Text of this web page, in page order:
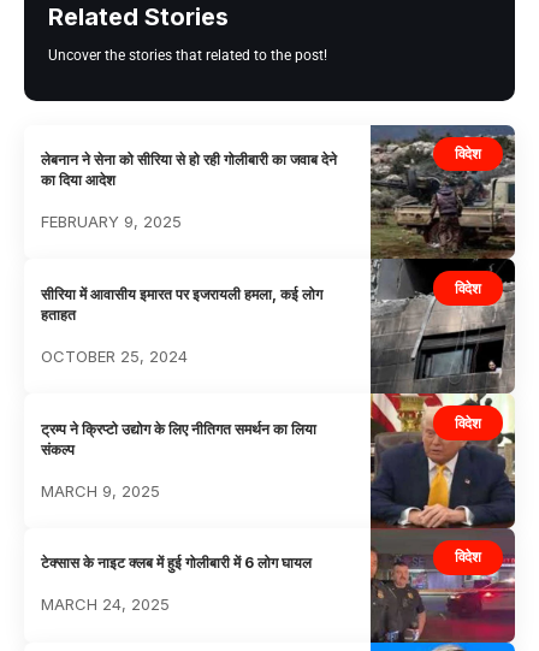
Related Stories
Uncover the stories that related to the post!
विदेश
लेबनान ने सेना को सीरिया से हो रही गोलीबारी का जवाब देने
का दिया आदेश
FEBRUARY 9, 2025
विदेश
सीरिया में आवासीय इमारत पर इजरायली हमला, कई लोग
हताहत
OCTOBER 25, 2024
विदेश
ट्रम्प ने क्रिप्टो उद्योग के लिए नीतिगत समर्थन का लिया
संकल्प
MARCH 9, 2025
विदेश
टेक्सास के नाइट क्लब में हुई गोलीबारी में 6 लोग घायल
MARCH 24, 2025